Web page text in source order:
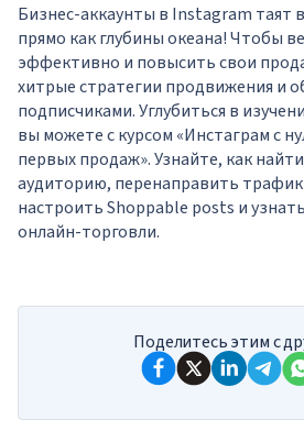
Бизнес-аккаунты в Instagram таят
прямо как глубины океана! Чтобы
эффективно и повысить свои
хитрые стратегии продвижения и
подписчиками. Углубиться в
вы можете с курсом «Инстаграм с
первых продаж». Узнайте, как
аудиторию, перенаправить
настроить Shoppable posts и
онлайн-торговли.
Поделитесь этим с